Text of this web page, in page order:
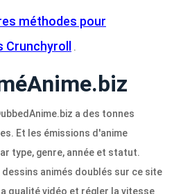
méthodes pour
Crunchyroll .
a des tonnes
Et les émissions d'anime
type, genre, année et statut.
animés doublés sur ce site
qualité vidéo et régler la vitesse